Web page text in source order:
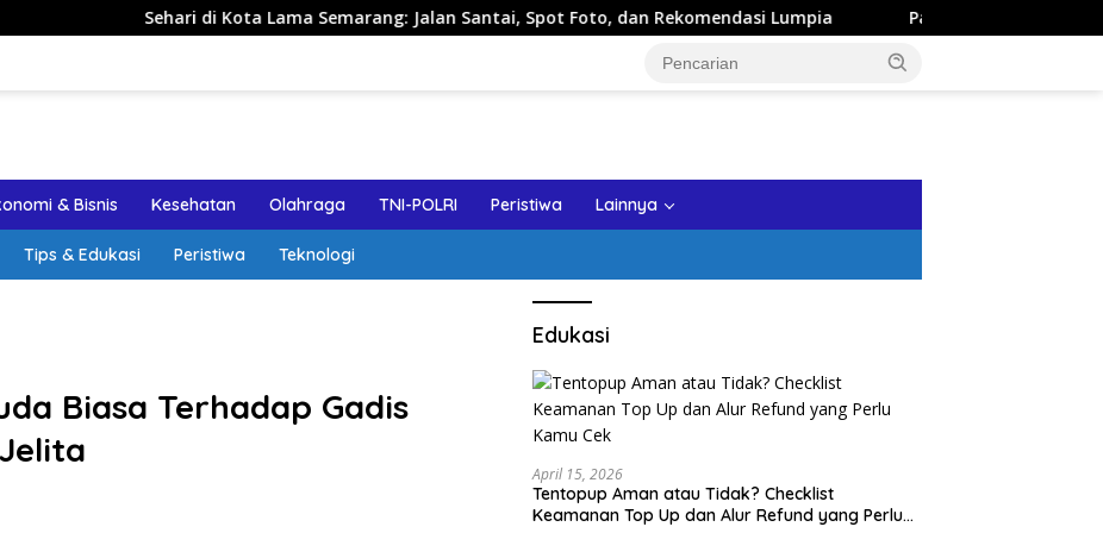
Sehari di Kota Lama Semarang: Jalan Santai, Spot Foto, dan Rekomendasi Lumpia Panduan Wisata Keluarga ke Kota
& Bisnis Kesehatan Olahraga TNI-POLRI Peristiwa Lainnya
Tips & Edukasi Peristiwa Teknologi
Biasa Terhadap Gadis
Edukasi
April 15, 2026
Tentopup Aman atau Tidak? Checklist
Keamanan Top Up dan Alur Refund yang Perlu